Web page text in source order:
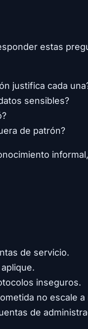
estas
justifica cada
sensibles?
de patrón?
de servicio.
inseguros.
no escale
de